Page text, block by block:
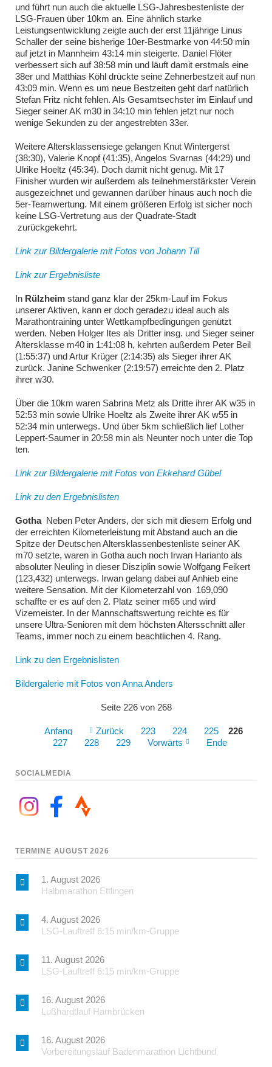
und führt nun auch die aktuelle LSG-Jahresbestenliste der
LSG-Frauen über 10km an. Eine ähnlich starke
Leistungsentwicklung zeigte auch der erst 11jährige Linus
Schaller der seine bisherige 10er-Bestmarke von 44:50 min
auf jetzt in Mannheim 43:14 min steigerte. Daniel Flöter
verbessert sich auf 38:58 min und läuft damit erstmals eine
38er und Matthias Köhl drückte seine Zehnerbestzeit auf nun
43:09 min. Wenn es um neue Bestzeiten geht darf natürlich
Stefan Fritz nicht fehlen. Als Gesamtsechster im Einlauf und
Sieger seiner AK m30 in 34:10 min fehlen jetzt nur noch
wenige Sekunden zu der angestrebten 33er.
Weitere Altersklassensiege gelangen Knut Wintergerst
(38:30), Valerie Knopf (41:35), Angelos Svarnas (44:29) und
Ulrike Hoeltz (45:34). Doch damit nicht genug. Mit 17
Finisher wurden wir außerdem als teilnehmerstärkster Verein
ausgezeichnet und gewannen darüber hinaus auch noch die
5er-Teamwertung. Mit einem größeren Erfolg ist sicher noch
keine LSG-Vertretung aus der Quadrate-Stadt
zurückgekehrt.
Link zur Bildergalerie mit Fotos von Johann Till
Link zur Ergebnisliste
In Rülzheimstand ganz klar der 25km-Lauf im Fokus
unserer Aktiven, kann er doch geradezu ideal auch als
Marathontraining unter Wettkampfbedingungen genützt
werden. Neben Holger Ites als Dritter insg. und Sieger seiner
Altersklasse m40 in 1:41:08 h, kehrten außerdem Peter Beil
(1:55:37) und Artur Krüger (2:14:35) als Sieger ihrer AK
zurück. Janine Schwenker (2:19:57) erreichte den 2. Platz
ihrer w30.
Über die 10km waren Sabrina Metz als Dritte ihrer AK w35 in
52:53 min sowie Ulrike Hoeltz als Zweite ihrer AK w55 in
52:34 min unterwegs. Und über 5km schließlich lief Lother
Leppert-Saumer in 20:58 min als Neunter noch unter die Top
ten.
Link zur Bildergalerie mit Fotos von Ekkehard Gübel
Link zu den Ergebnislisten
Gotha Neben Peter Anders, der sich mit diesem Erfolg und
der erreichten Kilometerleistung mit Abstand auch an die
Spitze der Deutschen Altersklassenbestenliste seiner AK
m70 setzte, waren in Gotha auch noch Irwan Harianto als
absoluter Neuling in dieser Disziplin sowie Wolfgang Feikert
(123,432) unterwegs. Irwan gelang dabei auf Anhieb eine
weitere Sensation. Mit der Kilometerzahl von 169,090
schaffte er es auf den 2. Platz seiner m65 und wird
Vizemeister. In der Mannschaftswertung reichte es für
unsere Ultra-Senioren mit dem höchsten Altersschnitt aller
Teams, immer noch zu einem beachtlichen 4. Rang.
Link zu den Ergebnislisten
Bildergalerie mit Fotos von Anna Anders
Seite 226 von 268
Anfang Zurück 223 224 225
226
227
228 229 Vorwärts Ende
SOCIALMEDIA
TERMINE AUGUST 2026
1. August 2026
Halbmarathon Ettlingen
4. August 2026
LSG-Lauftreff 6:15 min/km-Gruppe
11. August 2026
LSG-Lauftreff 6:15 min/km-Gruppe
16. August 2026
Lußhardtlauf Hambrücken
16. August 2026
Vorbereitungslauf Badenmarathon Lichtbund